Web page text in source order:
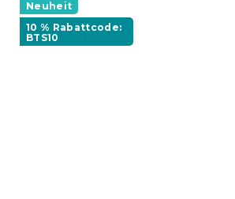
Neuheit
10 % Rabattcode:
BTS10